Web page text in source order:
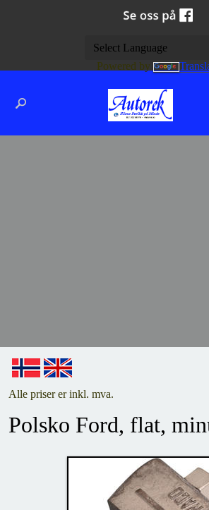
Alle priser er inkl. mva.
Polsko Ford, flat,
Powered by